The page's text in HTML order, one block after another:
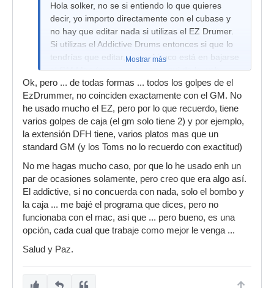
Hola solker, no se si entiendo lo que quieres
decir, yo importo directamente con el cubase y
no hay que editar nada si utilizas el EZ Drumer.
Si utilizas el Addictive Drums entonces si que lo
tendrías que editar, pero el truco está en bajarse
el GM Map (creo que lo conseguí de la web
oficial de Addictive) entonces importando
directamente de GP y cargando el GM Map en el
cubase no hace falta editar nada.
Saludos.
Mostrar más
Ok, pero ... de todas formas ... todos los golpes de el
EzDrummer, no coinciden exactamente con el GM. No
he usado mucho el EZ, pero por lo que recuerdo, tiene
varios golpes de caja (el gm solo tiene 2) y por ejemplo,
la extensión DFH tiene, varios platos mas que un
standard GM (y los Toms no lo recuerdo con exactitud)
No me hagas mucho caso, por que lo he usado enh un
par de ocasiones solamente, pero creo que era algo así.
El addictive, si no concuerda con nada, solo el bombo y
la caja ... me bajé el programa que dices, pero no
funcionaba con el mac, asi que ... pero bueno, es una
opción, cada cual que trabaje como mejor le venga ...
Salud y Paz.